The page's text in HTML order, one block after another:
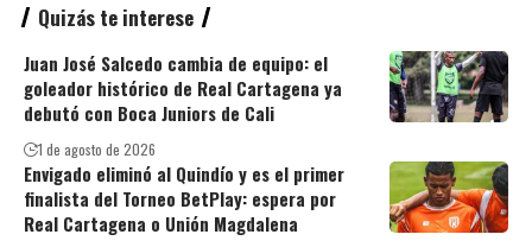
Quizás te interese
Juan José Salcedo cambia de equipo: el
goleador histórico de Real Cartagena ya
debutó con Boca Juniors de Cali
1 de agosto de 2026
Envigado eliminó al Quindío y es el primer
finalista del Torneo BetPlay: espera por
Real Cartagena o Unión Magdalena